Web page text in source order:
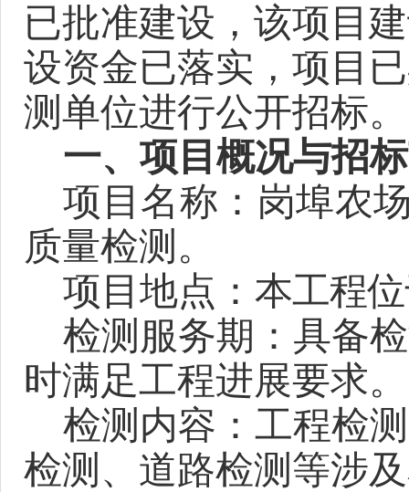
已批准建设，该项目
设资金已落实，项目
测单位进行公开招标。
一、 项目概况与招
项目名称： 岗埠农
质量检测 。
项目地点： 本工程
检测服务期： 具备
时满足工程进展要求。
检测内容：工程检
检测、道路检测等涉